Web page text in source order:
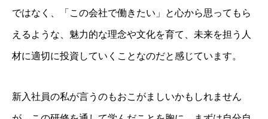
ではなく、「この会社で働きたい」と心から思ってもら
えるような、魅力的な理念や文化を育て、未来を担う人
材に適切に投資していくことなのだと感じています。
新入社員の私が言うのもおこがましいかもしれません